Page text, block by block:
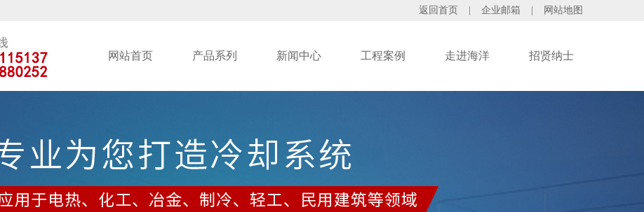
返回首页 企业邮箱 网站地图
网站首页 产品系列 新闻中心 工程案例 走进海洋 招贤纳士